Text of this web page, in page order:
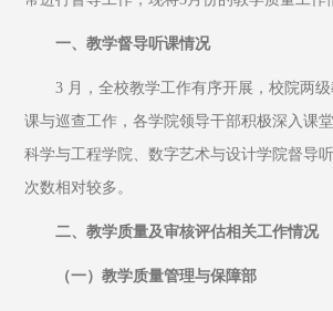
一、教学督导听课情况
3 月，全校教学工作有序开展，校院两
课与巡查工作，各学院领导干部积极深入课
科学与工程学院、数字艺术与设计学院督导
次数相对较多。
二、教学质量及审核评估相关工作情况
（一）教学质量管理与保障部